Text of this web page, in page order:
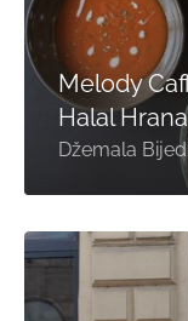
Melody
Halal Hrana
Džemala